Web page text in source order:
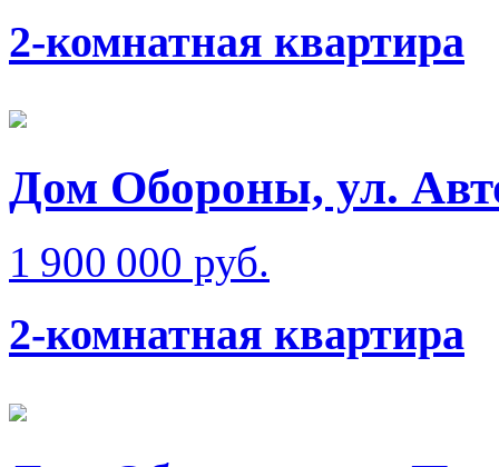
2-комнатная квартира
Дом Обороны, ул.
1 900 000 руб.
2-комнатная квартира